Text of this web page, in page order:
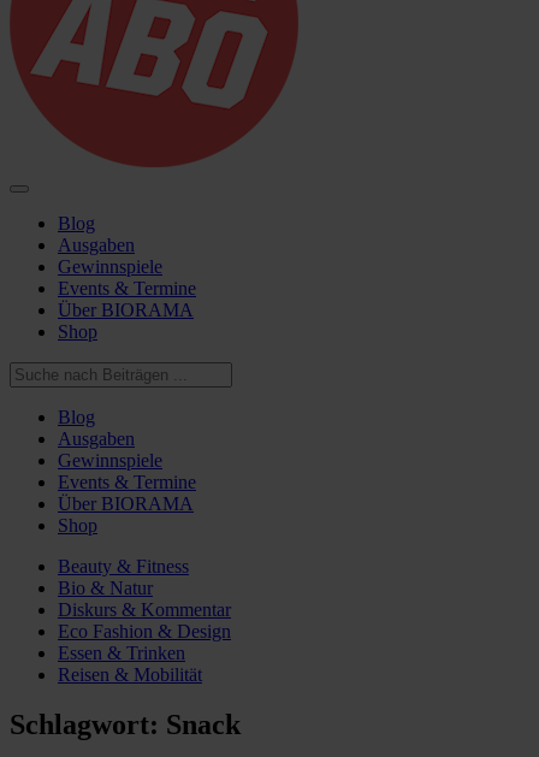
Blog
Ausgaben
Gewinnspiele
Events & Termine
Über BIORAMA
Shop
Blog
Ausgaben
Gewinnspiele
Events & Termine
Über BIORAMA
Shop
Beauty & Fitness
Bio & Natur
Diskurs & Kommentar
Eco Fashion & Design
Essen & Trinken
Reisen & Mobilität
Schlagwort: Snack